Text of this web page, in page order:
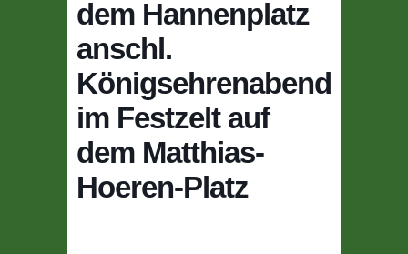
dem Hannenplatz
anschl.
Königsehrenabend
im Festzelt auf
dem Matthias-
Hoeren-Platz